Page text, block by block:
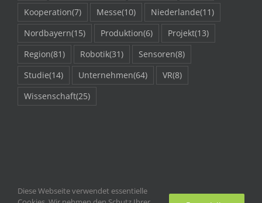
Kooperation(7) Messe(10) Niederlande(11)
Nordbayern(15) Produktion(6) Projekt(13)
Region(81) Robotik(31) Sensoren(8)
Studie(14) Unternehmen(64) VR(8)
Wissenschaft(25)
Diese Webseite verwendet essentielle